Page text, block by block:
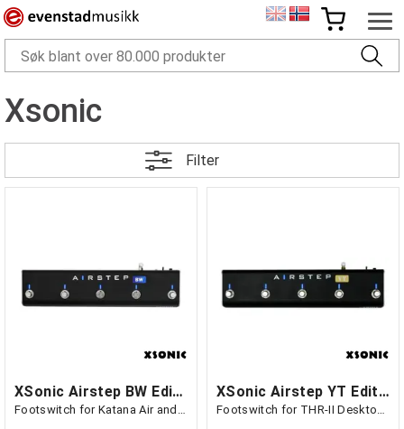
Xsonic
Filter
XSonic Airstep BW Edition Wireless
Footswitch for Katana Air and Waza Air
XSonic Airstep YT Edition Wireless
Footswitch for THR-II Desktop Amp Series